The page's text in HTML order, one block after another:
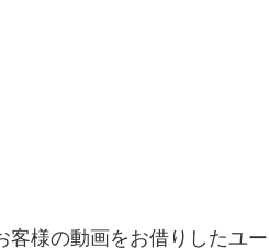
様の動画をお借りしたユー